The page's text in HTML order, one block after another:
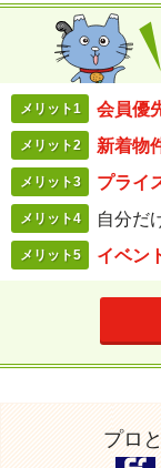
メリット1 会員優
メリット2 新着物
メリット3 プライ
メリット4 自分だ
メリット5 イベン
プロ